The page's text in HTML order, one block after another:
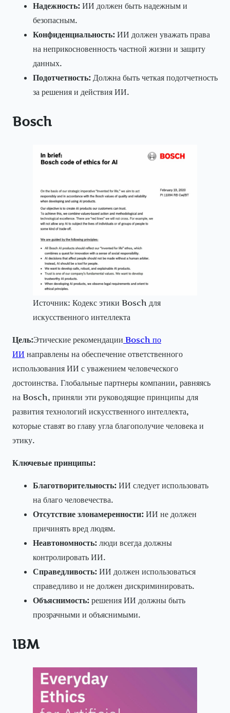
Надежность: ИИ должен быть надежным и
безопасным.
Конфиденциальность: ИИ должен уважать права
на неприкосновенность частной жизни и защиту
данных.
Подотчетность: Должна быть четкая подотчетность
за решения и действия ИИ.
Bosch
Источник: Кодекс этики Bosch для
искусственного интеллекта
Цель:Этические рекомендации Bosch по
ИИ направлены на обеспечение ответственного
использования ИИ с уважением человеческого
достоинства. Глобальные партнеры компании, равняясь
на Bosch, приняли эти руководящие принципы для
развития технологий искусственного интеллекта,
которые ставят во главу угла благополучие человека и
этику.
Ключевые принципы:
Благотворительность: ИИ следует использовать
на благо человечества.
Отсутствие злонамеренности: ИИ не должен
причинять вред людям.
Неавтономность: люди всегда должны
контролировать ИИ.
Справедливость: ИИ должен использоваться
справедливо и не должен дискриминировать.
Объяснимость: решения ИИ должны быть
прозрачными и объяснимыми.
IBM